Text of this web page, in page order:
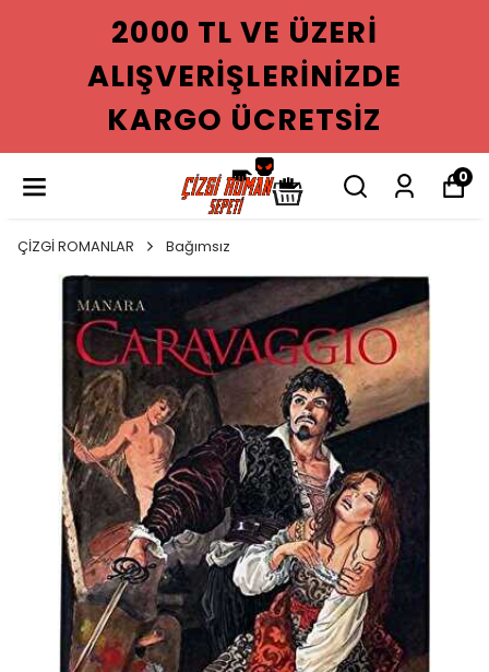
2000 TL VE ÜZERI
ALIŞVERIŞLERINIZDE
KARGO ÜCRETSIZ
0
ÇİZGİ ROMANLAR Bağımsız